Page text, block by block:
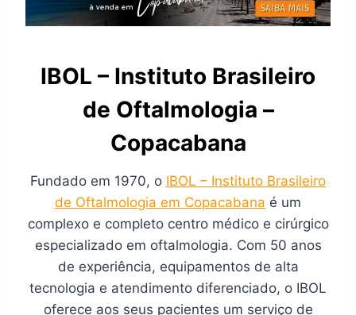
IBOL – Instituto Brasileiro
de Oftalmologia –
Copacabana
Fundado em 1970, o IBOL – Instituto Brasileiro
de Oftalmologia em Copacabana é um
complexo e completo centro médico e cirúrgico
especializado em oftalmologia. Com 50 anos
de experiência, equipamentos de alta
tecnologia e atendimento diferenciado, o IBOL
oferece aos seus pacientes um serviço de